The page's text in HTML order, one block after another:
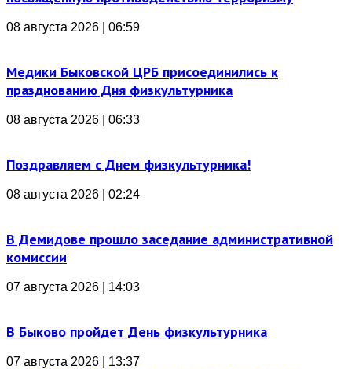
08 августа 2026 | 06:59
Медики Быковской ЦРБ присоединились к
празднованию Дня физкультурника
08 августа 2026 | 06:33
Поздравляем с Днем физкультурника!
08 августа 2026 | 02:24
В Демидове прошло заседание административной
комиссии
07 августа 2026 | 14:03
В Быково пройдет День физкультурника
07 августа 2026 | 13:37